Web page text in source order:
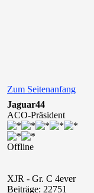
Zum Seitenanfang
Jaguar44
ACO-Präsident
Offline
XJR - Gr. C 4ever
Beiträge: 22751